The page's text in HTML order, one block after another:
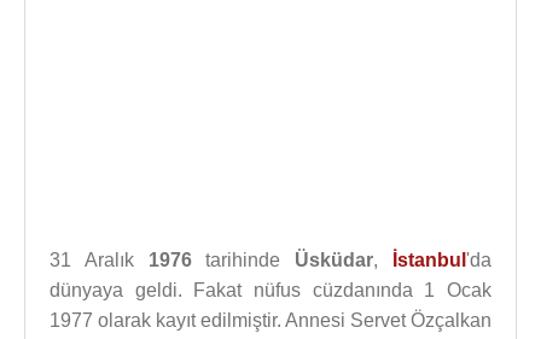
31 Aralık 1976tarihinde Üsküdar, İstanbul 'da
dünyaya geldi. Fakat nüfus cüzdanında 1 Ocak
1977 olarak kayıt edilmiştir. Annesi Servet Özçalkan